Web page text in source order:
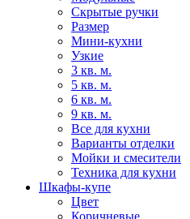
Скрытые ручки
Размер
Мини-кухни
Узкие
3 кв. м.
5 кв. м.
6 кв. м.
9 кв. м.
Все для кухни
Варианты отделки
Мойки и смесители
Техника для кухни
Шкафы-купе
Цвет
Коричневые